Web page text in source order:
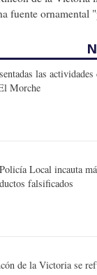
fuente ornamental
las
Morche
Local incauta
falsificados
de la Victoria se